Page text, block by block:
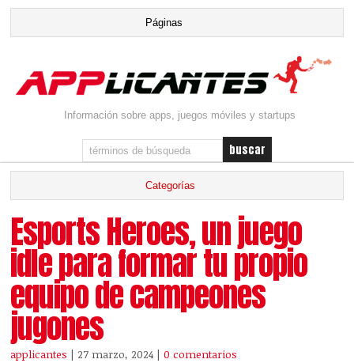
Información sobre apps, juegos móviles y startups
Esports Heroes, un juego
idle para formar tu propio
equipo de campeones
jugones
applicantes | 27 marzo, 2024 |0 comentarios